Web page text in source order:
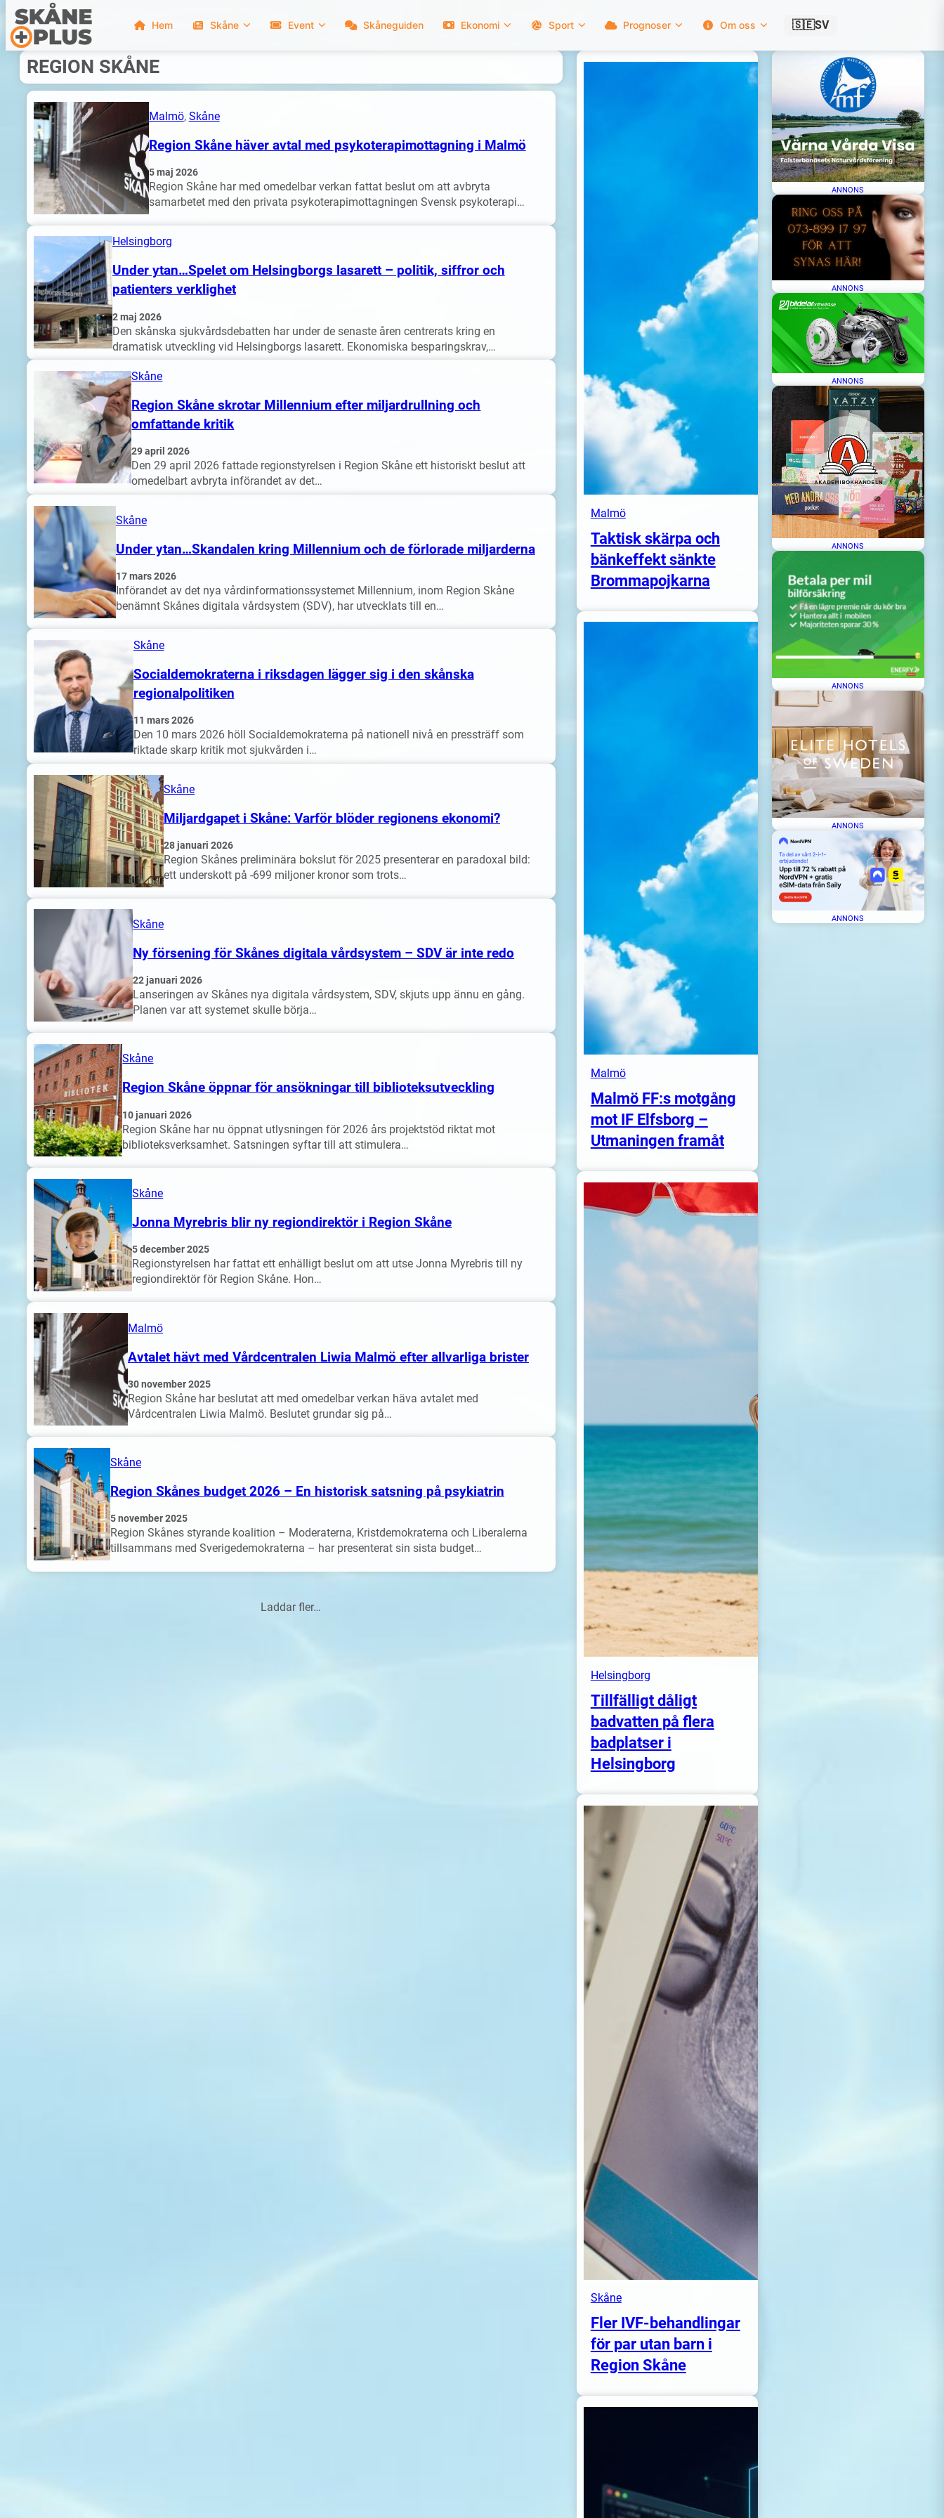
Hoppa
innehåll
Hem Skåne Event Skåneguiden Ekonomi Sport Prognoser Om oss 🇸🇪SV
REGION SKÅNE
Malmö, Skåne
Region Skåne häver avtal med psykoterapimottagning i Malmö
5 maj 2026
Region Skåne har med omedelbar verkan fattat beslut om att avbryta
samarbetet med den privata psykoterapimottagningen Svensk psykoterapi…
Helsingborg
Under ytan…Spelet om Helsingborgs lasarett – politik, siffror och
patienters verklighet
2 maj 2026
Den skånska sjukvårdsdebatten har under de senaste åren centrerats kring en
dramatisk utveckling vid Helsingborgs lasarett. Ekonomiska besparingskrav,…
Skåne
Region Skåne skrotar Millennium efter miljardrullning och
omfattande kritik
29 april 2026
Den 29 april 2026 fattade regionstyrelsen i Region Skåne ett historiskt beslut att
omedelbart avbryta införandet av det…
Skåne
Under ytan…Skandalen kring Millennium och de förlorade miljarderna
17 mars 2026
Införandet av det nya vårdinformationssystemet Millennium, inom Region Skåne
benämnt Skånes digitala vårdsystem (SDV), har utvecklats till en…
Skåne
Socialdemokraterna i riksdagen lägger sig i den skånska
regionalpolitiken
11 mars 2026
Den 10 mars 2026 höll Socialdemokraterna på nationell nivå en pressträff som
riktade skarp kritik mot sjukvården i…
Skåne
Miljardgapet i Skåne: Varför blöder regionens ekonomi?
28 januari 2026
Region Skånes preliminära bokslut för 2025 presenterar en paradoxal bild:
ett underskott på -699 miljoner kronor som trots…
Skåne
Ny försening för Skånes digitala vårdsystem – SDV är inte redo
22 januari 2026
Lanseringen av Skånes nya digitala vårdsystem, SDV, skjuts upp ännu en gång.
Planen var att systemet skulle börja…
Skåne
Region Skåne öppnar för ansökningar till biblioteksutveckling
10 januari 2026
Region Skåne har nu öppnat utlysningen för 2026 års projektstöd riktat mot
biblioteksverksamhet. Satsningen syftar till att stimulera…
Skåne
Jonna Myrebris blir ny regiondirektör i Region Skåne
5 december 2025
Regionstyrelsen har fattat ett enhälligt beslut om att utse Jonna Myrebris till ny
regiondirektör för Region Skåne. Hon…
Malmö
Avtalet hävt med Vårdcentralen Liwia Malmö efter allvarliga brister
30 november 2025
Region Skåne har beslutat att med omedelbar verkan häva avtalet med
Vårdcentralen Liwia Malmö. Beslutet grundar sig på…
Skåne
Region Skånes budget 2026 – En historisk satsning på psykiatrin
5 november 2025
Region Skånes styrande koalition – Moderaterna, Kristdemokraterna och Liberalerna
tillsammans med Sverigedemokraterna – har presenterat sin sista budget…
Laddar fler…
Malmö
Taktisk skärpa och
bänkeffekt sänkte
Brommapojkarna
Malmö
Malmö FF:s motgång
mot IF Elfsborg –
Utmaningen framåt
Helsingborg
Tillfälligt dåligt
badvatten på flera
badplatser i
Helsingborg
Skåne
Fler IVF-behandlingar
för par utan barn i
Region Skåne
ANNONS
ANNONS
ANNONS
ANNONS
ANNONS
ANNONS
ANNONS